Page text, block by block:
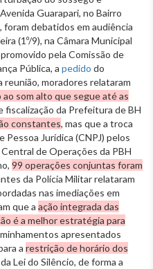
Guarapari, no Bairro
foram debatidos em audiência
(1º/9), na Câmara Municipal
pela Comissão de
Pública, a pedido do
reunião, moradores relataram
som alto que segue até as
fiscalização da Prefeitura de BH
constantes, mas que a troca
Jurídica (CNPJ) pelos
de Operações da PBH
99 operações conjuntas foram
da Polícia Militar relataram
nas imediações em
que a ação integrada das
é a melhor estratégia para
apresentados
a restrição de horário dos
Lei do Silêncio, de forma a